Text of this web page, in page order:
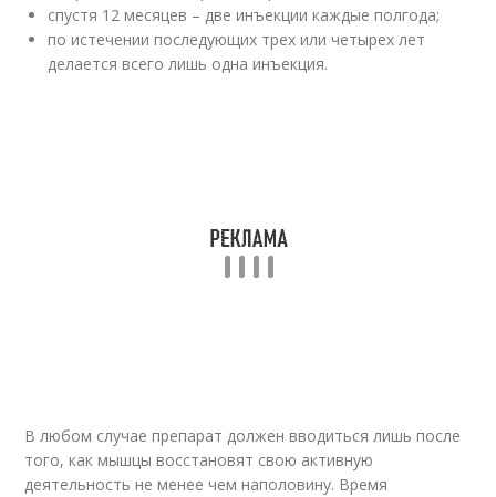
спустя 12 месяцев – две инъекции каждые полгода;
по истечении последующих трех или четырех лет
делается всего лишь одна инъекция.
В любом случае препарат должен вводиться лишь после
того, как мышцы восстановят свою активную
деятельность не менее чем наполовину. Время